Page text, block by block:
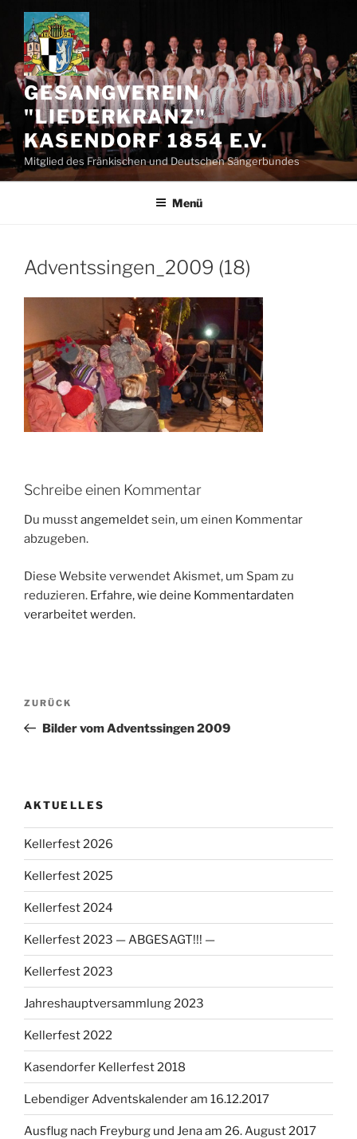
Zum
Inhalt
springen
GESANGVEREIN
"LIEDERKRANZ"
KASENDORF 1854 E.V.
Mitglied des Fränkischen und Deutschen Sängerbundes
Menü
Adventssingen_2009 (18)
Schreibe einen Kommentar
Du musstangemeldetsein, um einen Kommentar
abzugeben.
Diese Website verwendet Akismet, um Spam zu
reduzieren. Erfahre, wie deine Kommentardaten
verarbeitet werden.
Beitragsnavigation
Vorheriger
Beitrag
ZURÜCK
Bilder vom Adventssingen 2009
AKTUELLES
Kellerfest 2026
Kellerfest 2025
Kellerfest 2024
Kellerfest 2023 — ABGESAGT!!! —
Kellerfest 2023
Jahreshauptversammlung 2023
Kellerfest 2022
Kasendorfer Kellerfest 2018
Lebendiger Adventskalender am 16.12.2017
Ausflug nach Freyburg und Jena am 26. August 2017